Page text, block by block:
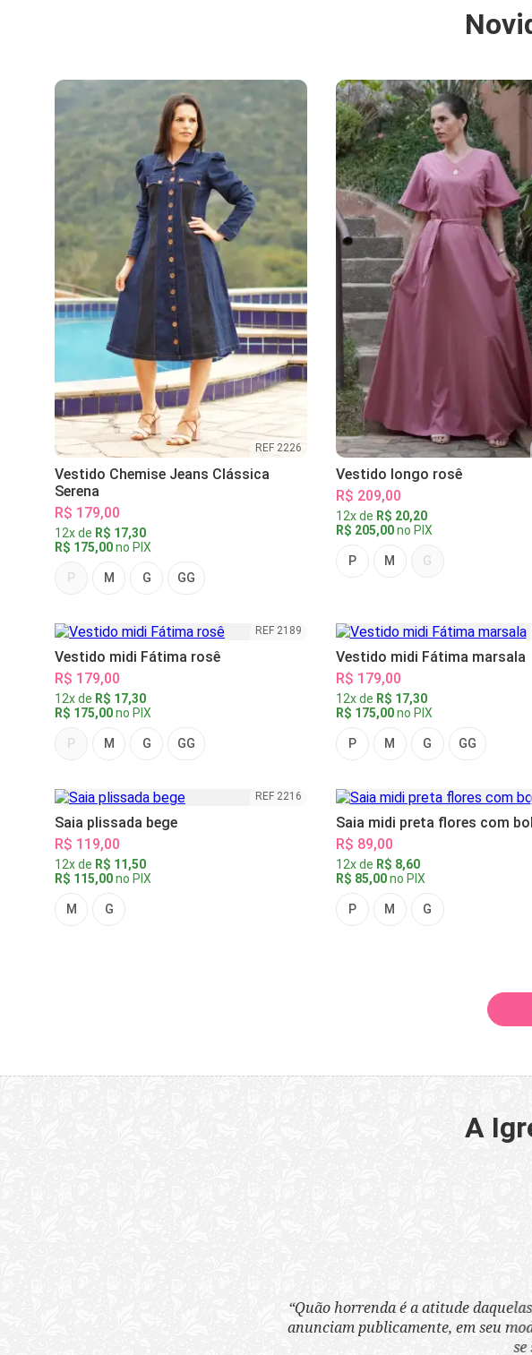
REF 2226
Vestido Chemise Jeans Clássica
Serena
R$ 179,00
12x de R$ 17,30
R$ 175,00no PIX
P M G GG
Vestido longo rosê
R$ 209,00
12x de R$ 20,20
R$ 205,00no PIX
P M G
REF 2189
Vestido midi Fátima rosê
R$ 179,00
12x de R$ 17,30
R$ 175,00no PIX
P M G GG
Vestido midi Fátima marsala
R$ 179,00
12x de R$ 17,30
R$ 175,00no PIX
P M G GG
REF 2216
Saia plissada bege
R$ 119,00
12x de R$ 11,50
R$ 115,00no PIX
M G
Saia midi preta flores com
R$ 89,00
12x de R$ 8,60
R$ 85,00no PIX
P M G
A
“Quão horrenda é a atitude
anunciam publicamente, em seu
se